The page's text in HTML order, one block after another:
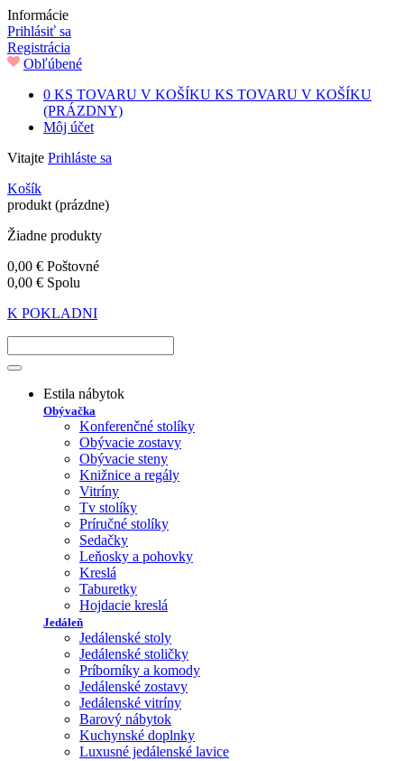
Informácie
Prihlásiť sa
Registrácia
Obľúbené
0 KS TOVARU V KOŠÍKU KS TOVARU V KOŠÍKU
(PRÁZDNY)
Môj účet
Vitajte Prihláste sa
Košík
produkt (prázdne)
Žiadne produkty
0,00 € Poštovné
0,00 € Spolu
K POKLADNI
Estila nábytok
Obývačka
Konferenčné stolíky
Obývacie zostavy
Obývacie steny
Knižnice a regály
Vitríny
Tv stolíky
Príručné stolíky
Sedačky
Leňosky a pohovky
Kreslá
Taburetky
Hojdacie kreslá
Jedáleň
Jedálenské stoly
Jedálenské stoličky
Príborníky a komody
Jedálenské zostavy
Jedálenské vitríny
Barový nábytok
Kuchynské doplnky
Luxusné jedálenské lavice